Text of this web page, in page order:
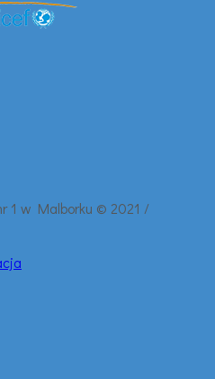
1 w Malborku © 2021 /